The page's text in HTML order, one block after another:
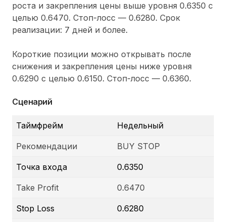
роста и закрепления цены выше уровня 0.6350 с
целью 0.6470. Стоп-лосс — 0.6280. Срок
реализации: 7 дней и более.
Короткие позиции можно открывать после
снижения и закрепления цены ниже уровня
0.6290 с целью 0.6150. Стоп-лосс — 0.6360.
Сценарий
Таймфрейм Недельный
Рекомендации BUY STOP
Точка входа 0.6350
Take Profit 0.6470
Stop Loss 0.6280